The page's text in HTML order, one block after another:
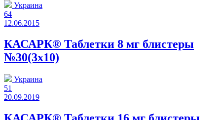
Украина
64
12.06.2015
КАСАРК® Таблетки 8 мг блистеры
№30(3x10)
Украина
51
20.09.2019